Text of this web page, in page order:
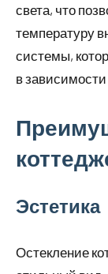
света, что
температуру
системы,
в
Эстетика
Остекление